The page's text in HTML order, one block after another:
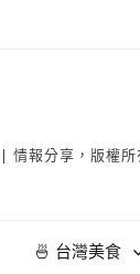
報分享，版權所
🍜 台灣美食